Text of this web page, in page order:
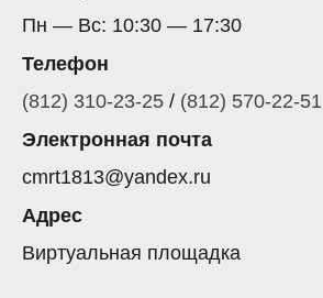
Пн — Вс: 10:30 — 17:30
Телефон
(812) 310-23-25 / (812) 570-22-51
Электронная почта
cmrt1813@yandex.ru
Адрес
Виртуальная площадка